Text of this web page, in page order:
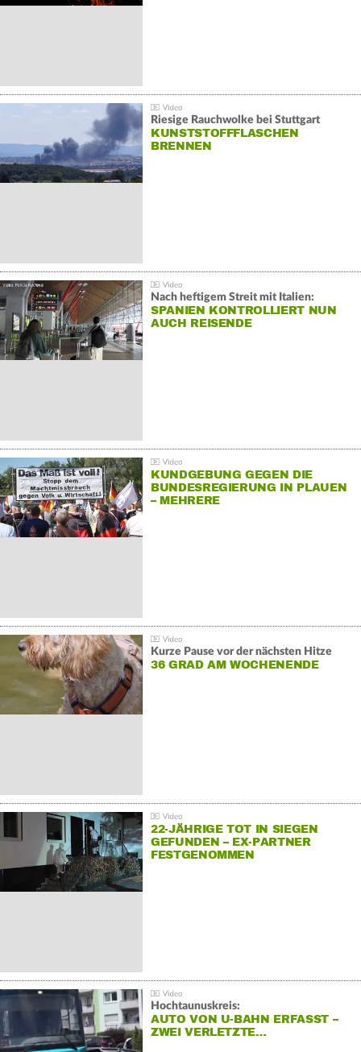
Riesige Rauchwolke bei Stuttgart
KUNSTSTOFFFLASCHEN
BRENNEN
Nach heftigem Streit mit Italien:
SPANIEN KONTROLLIERT NUN
AUCH REISENDE
KUNDGEBUNG GEGEN DIE
BUNDESREGIERUNG IN PLAUEN
– MEHRERE
Kurze Pause vor der nächsten Hitze
36 GRAD AM WOCHENENDE
22-JÄHRIGE TOT IN SIEGEN
GEFUNDEN – EX-PARTNER
FESTGENOMMEN
Hochtaunuskreis:
AUTO VON U-BAHN ERFASST –
ZWEI VERLETZTE…